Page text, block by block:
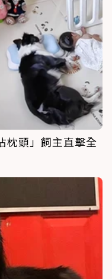
枕頭」飼主直擊全